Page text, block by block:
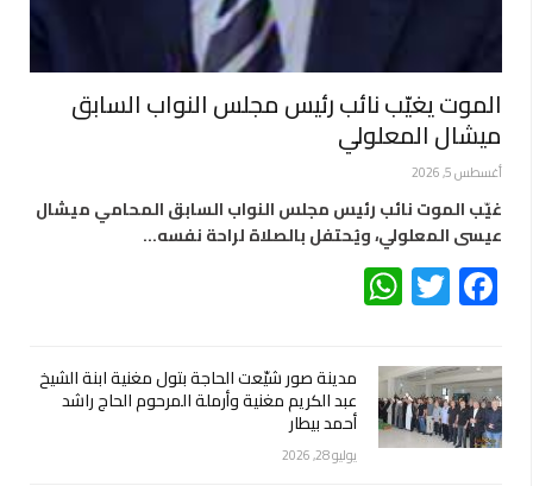
الموت يغيّب نائب رئيس مجلس النواب السابق
ميشال المعلولي
أغسطس 5, 2026
غيّب الموت نائب رئيس مجلس النواب السابق المحامي ميشال
عيسى المعلولي، ويُحتفل بالصلاة لراحة نفسه…
Facebook
Twitter
مدينة صور شيّعت الحاجة بتول مغنية ابنة الشيخ
عبد الكريم مغنية وأرملة المرحوم الحاج راشد
أحمد بيطار
يوليو 28, 2026